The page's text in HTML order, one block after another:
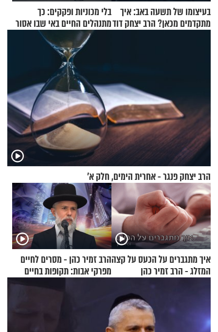
בעיצומו של תשעה באב: איך
מתקדמים מכאן? הרב יצחק דוד
בלי מכוניות ופקקים: כך
מתנהלים החיים באי שבו אסור
לנהוג כבר יותר מ-120 שנה
הרב יצחק פנגר - אחרית הימים, חלק א’
איך מתגברים על הכעס על קצה
המזלג - הרב זמיר כהן
הרב זמיר כהן - מסרים לחיים
מפרקי אבות: תקופות בחיים